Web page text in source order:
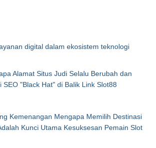
digital dalam ekosistem teknologi
Alamat Situs Judi Selalu Berubah dan
SEO "Black Hat" di Balik Link Slot88
Kemenangan Mengapa Memilih Destinasi
Kunci Utama Kesuksesan Pemain Slot